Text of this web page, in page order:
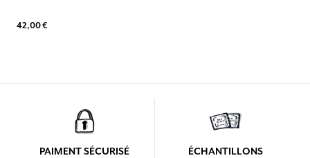
42,00 €
PAIMENT SÉCURISÉ ÉCHANTILLONS